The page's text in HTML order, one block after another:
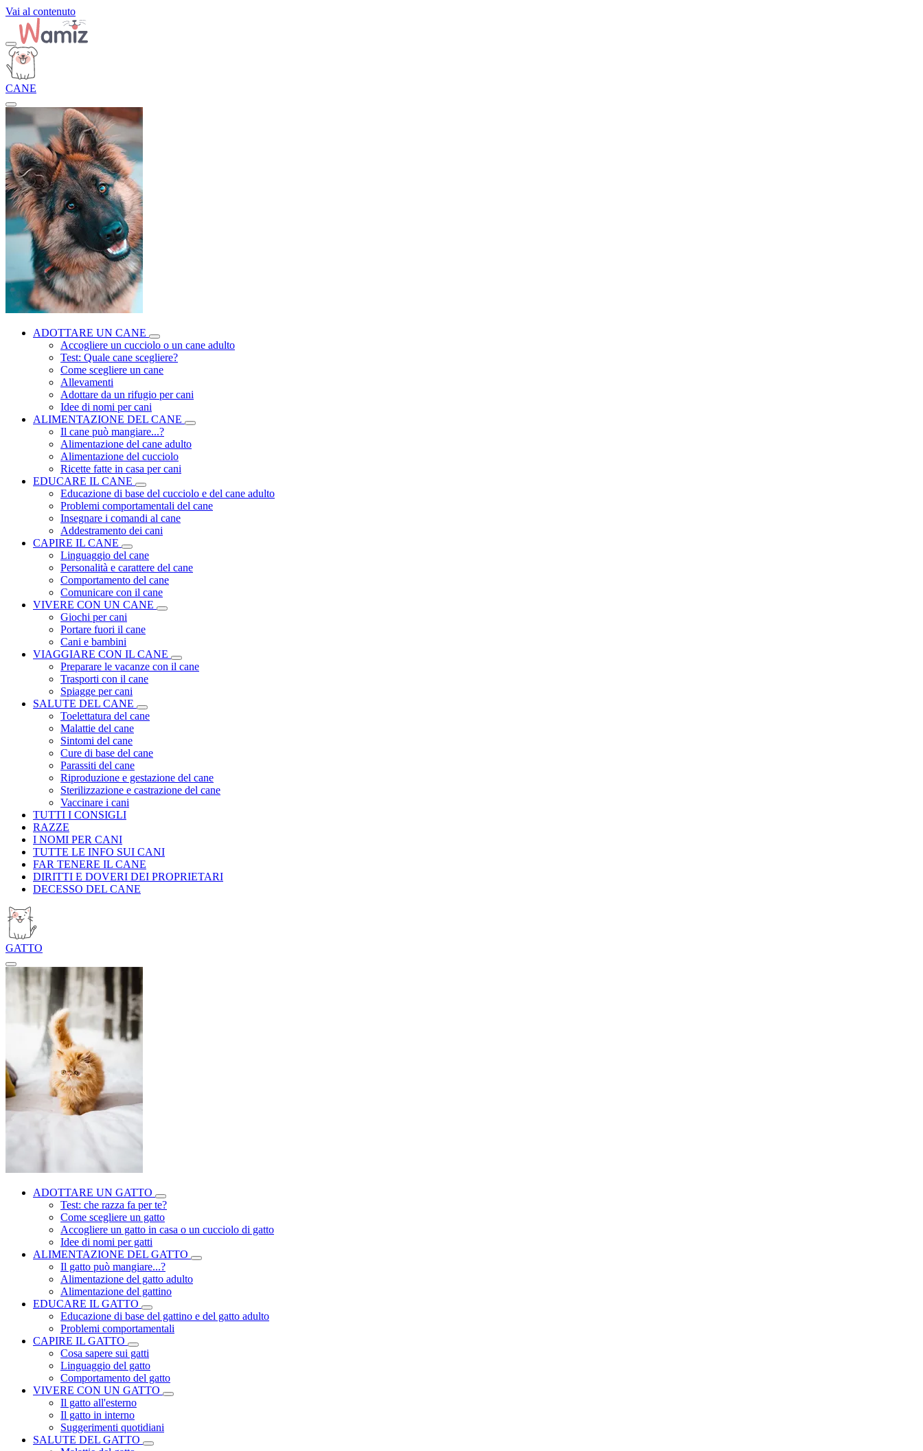
Vai al contenuto
CANE
ADOTTARE UN CANE
Accogliere un cucciolo o un cane adulto
Test: Quale cane scegliere?
Come scegliere un cane
Allevamenti
Adottare da un rifugio per cani
Idee di nomi per cani
ALIMENTAZIONE DEL CANE
Il cane può mangiare...?
Alimentazione del cane adulto
Alimentazione del cucciolo
Ricette fatte in casa per cani
EDUCARE IL CANE
Educazione di base del cucciolo e del cane adulto
Problemi comportamentali del cane
Insegnare i comandi al cane
Addestramento dei cani
CAPIRE IL CANE
Linguaggio del cane
Personalità e carattere del cane
Comportamento del cane
Comunicare con il cane
VIVERE CON UN CANE
Giochi per cani
Portare fuori il cane
Cani e bambini
VIAGGIARE CON IL CANE
Preparare le vacanze con il cane
Trasporti con il cane
Spiagge per cani
SALUTE DEL CANE
Toelettatura del cane
Malattie del cane
Sintomi del cane
Cure di base del cane
Parassiti del cane
Riproduzione e gestazione del cane
Sterilizzazione e castrazione del cane
Vaccinare i cani
TUTTI I CONSIGLI
RAZZE
I NOMI PER CANI
TUTTE LE INFO SUI CANI
FAR TENERE IL CANE
DIRITTI E DOVERI DEI PROPRIETARI
DECESSO DEL CANE
GATTO
ADOTTARE UN GATTO
Test: che razza fa per te?
Come scegliere un gatto
Accogliere un gatto in casa o un cucciolo di gatto
Idee di nomi per gatti
ALIMENTAZIONE DEL GATTO
Il gatto può mangiare...?
Alimentazione del gatto adulto
Alimentazione del gattino
EDUCARE IL GATTO
Educazione di base del gattino e del gatto adulto
Problemi comportamentali
CAPIRE IL GATTO
Cosa sapere sui gatti
Linguaggio del gatto
Comportamento del gatto
VIVERE CON UN GATTO
Il gatto all'esterno
Il gatto in interno
Suggerimenti quotidiani
SALUTE DEL GATTO